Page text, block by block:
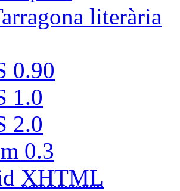
literària
0.90
1.0
2.0
0.3
XHTML